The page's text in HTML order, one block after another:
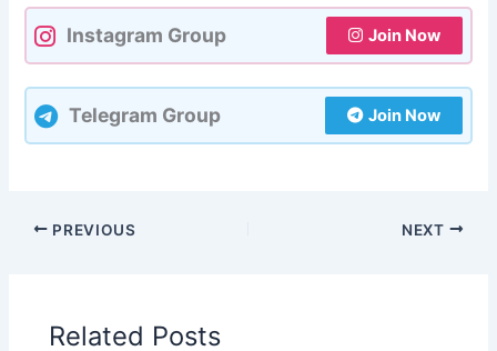
Instagram Group Join Now
Telegram Group Join Now
PREVIOUS NEXT
Related Posts